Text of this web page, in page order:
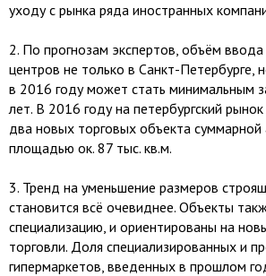
уходу с рынка ряда иностранных
2.​ По прогнозам экспертов, объём
центров не только в Санкт-Петербурге,
в 2016 году может стать минимальным
лет. В 2016 году на петербургский
два новых торговых объекта
площадью ок. 87 тыс. кв.м.
3.​ Тренд на уменьшение размеров
становится всё очевиднее. Объекты
специализацию, и ориентированы на
торговли. Доля специализированных и
гипермаркетов, введенных в прошлом